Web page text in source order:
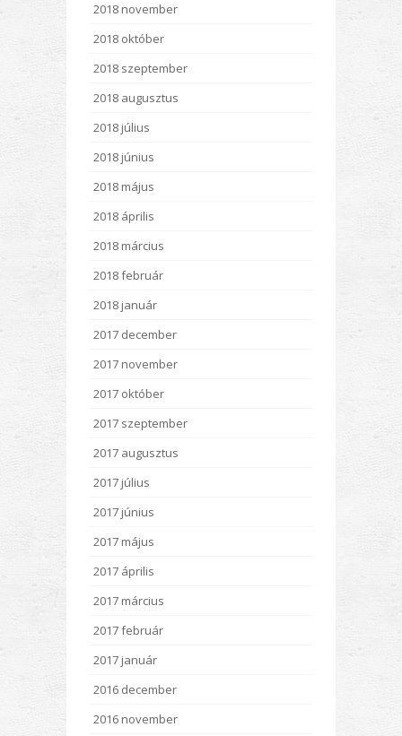
2018 november
2018 október
2018 szeptember
2018 augusztus
2018 július
2018 június
2018 május
2018 április
2018 március
2018 február
2018 január
2017 december
2017 november
2017 október
2017 szeptember
2017 augusztus
2017 július
2017 június
2017 május
2017 április
2017 március
2017 február
2017 január
2016 december
2016 november